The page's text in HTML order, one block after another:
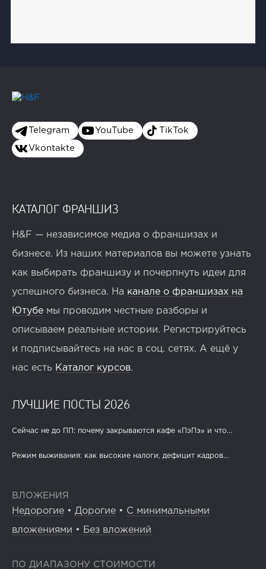
Telegram YouTube TikTok
Vkontakte
КАТАЛОГ ФРАНШИЗ
H&F — независимое медиа о франшизах и
бизнесе. Из наших материалов вы можете узнать
как выбирать франшизу и почерпнуть идеи для
успешного бизнеса. На канале о франшизах на
Ютубе мы проводим честные разборы и
описываем реальные истории. Регистрируйтесь
и подписывайтесь на нас в соц. сетях. А ещё у
нас есть Каталог курсов.
ЛУЧШИЕ ПОСТЫ 2026
Сейчас не до ПП: почему закрываются кафе «ПэПэ» и что...
Режим выживания: как высокие налоги, дефицит кадров...
ВЛОЖЕНИЯ
Недорогие • Дорогие • С минимальными
вложениями • Без вложений
ПО ДИАПАЗОНУ СТОИМОСТИ